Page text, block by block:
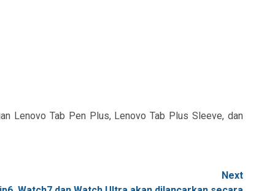
Lenovo Tab Pen Plus, Lenovo Tab Plus Sleeve, dan
Next